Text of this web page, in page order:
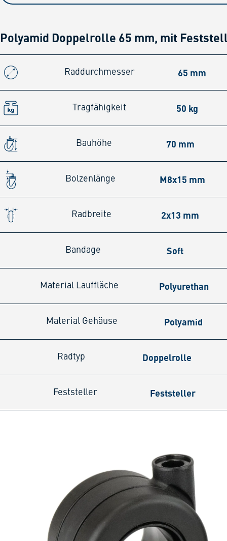
Polyamid Doppelrolle 65 mm, mit
Raddurchmesser 65 mm
Tragfähigkeit 50 kg
Bauhöhe 70 mm
Bolzenlänge M8x15 mm
Radbreite 2x13 mm
Bandage Soft
Material Lauffläche Polyurethan
Material Gehäuse Polyamid
Radtyp Doppelrolle
Feststeller Feststeller